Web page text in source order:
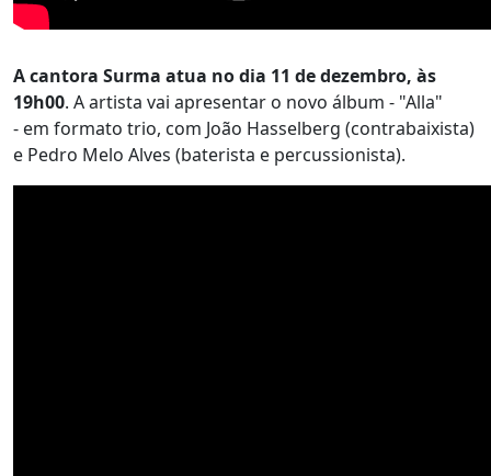
A cantora Surma atua no dia 11 de dezembro, às
19h00. A artista vai apresentar o novo álbum - "Alla"
- em formato trio, com João Hasselberg (contrabaixista)
e Pedro Melo Alves (baterista e percussionista).